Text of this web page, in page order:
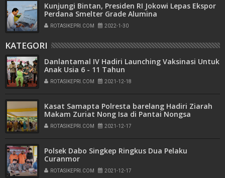
Kunjungi Bintan, Presiden RI Jokowi Lepas Ekspor
Perdana Smelter Grade Alumina
ROTASIKEPRI.COM 2022-1-30
KATEGORI
Danlantamal IV Hadiri Launching Vaksinasi Untuk
Anak Usia 6 - 11 Tahun
ROTASIKEPRI.COM 2021-12-18
Kasat Samapta Polresta barelang Hadiri Ziarah
Makam Zuriat Nong Isa di Pantai Nongsa
ROTASIKEPRI.COM 2021-12-17
Polsek Dabo Singkep Ringkus Dua Pelaku
Curanmor
ROTASIKEPRI.COM 2021-12-17